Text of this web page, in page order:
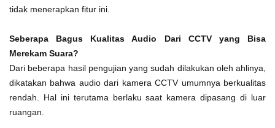
tidak menerapkan fitur ini.
Seberapa Bagus Kualitas Audio Dari CCTV yang Bisa
Merekam Suara?
Dari beberapa hasil pengujian yang sudah dilakukan oleh ahlinya,
dikatakan bahwa audio dari kamera CCTV umumnya berkualitas
rendah. Hal ini terutama berlaku saat kamera dipasang di luar
ruangan.